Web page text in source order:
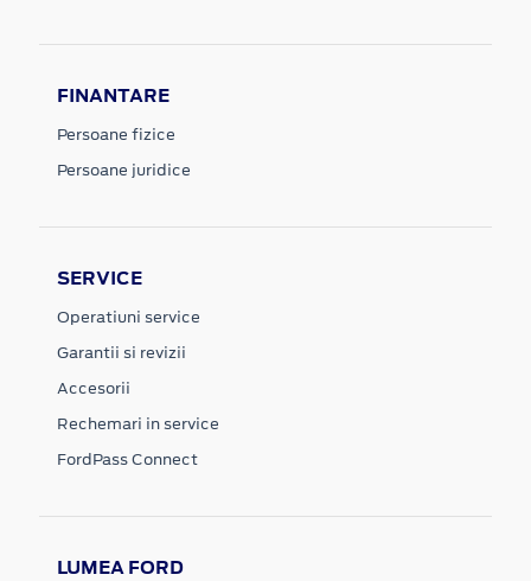
FINANTARE
Persoane fizice
Persoane juridice
SERVICE
Operatiuni service
Garantii si revizii
Accesorii
Rechemari in service
FordPass Connect
LUMEA FORD